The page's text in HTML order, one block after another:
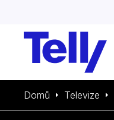
Domů Televize